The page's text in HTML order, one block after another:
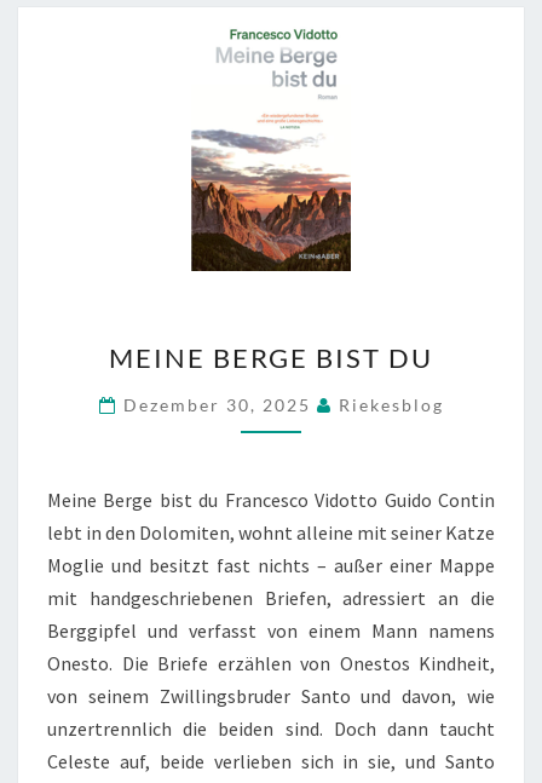
BERGE
BIST
DU
MEINE BERGE BIST DU
Dezember 30, 2025 Riekesblog
Meine Berge bist du Francesco Vidotto Guido Contin
lebt in den Dolomiten, wohnt alleine mit seiner Katze
Moglie und besitzt fast nichts – außer einer Mappe
mit handgeschriebenen Briefen, adressiert an die
Berggipfel und verfasst von einem Mann namens
Onesto. Die Briefe erzählen von Onestos Kindheit,
von seinem Zwillingsbruder Santo und davon, wie
unzertrennlich die beiden sind. Doch dann taucht
Celeste auf, beide verlieben sich in sie, und Santo